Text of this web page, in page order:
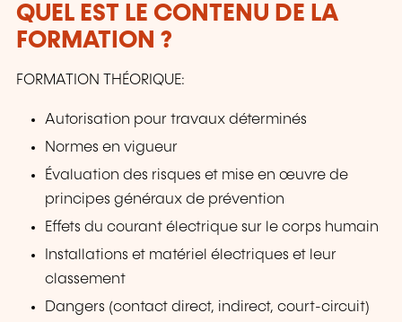
QUEL EST LE CONTENU DE LA
FORMATION ?
FORMATION THÉORIQUE:
Autorisation pour travaux déterminés
Normes en vigueur
Évaluation des risques et mise en œuvre de
principes généraux de prévention
Effets du courant électrique sur le corps humain
Installations et matériel électriques et leur
classement
Dangers (contact direct, indirect, court-circuit)